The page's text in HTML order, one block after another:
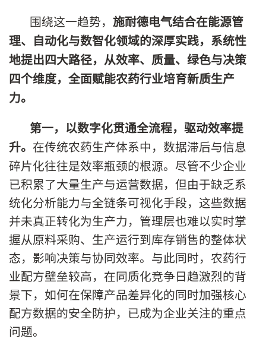
围绕这一趋势， 施耐德电气结合在能源管
理、自动化与数智化领域的深厚实践，系统性
地提出四大路径，从效率、质量、绿色与决策
四个维度，全面赋能农药行业培育新质生产
力。
第一， 以数字化贯通全流程，驱动效率提
升。 在传统农药生产体系中，数据滞后与信息
碎片化往往是效率瓶颈的根源。尽管不少企业
已积累了大量生产与运营数据，但由于缺乏系
统化分析能力与全链条可视化手段，这些数据
并未真正转化为生产力，管理层也难以实时掌
握从原料采购、生产运行到库存销售的整体状
态，影响决策与协同效率。与此同时，农药行
业配方壁垒较高，在同质化竞争日趋激烈的背
景下，如何在保障产品差异化的同时加强核心
配方数据的安全防护，已成为企业关注的重点
问题。